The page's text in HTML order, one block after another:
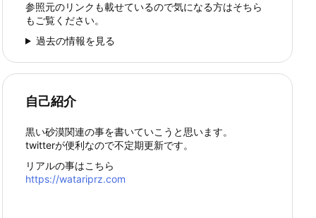
参照元のリンクも載せているので気になる方はそちら
もご覧ください。
過去の情報を見る
自己紹介
黒い砂漠関連の事を書いていこうと思います。
twitterが便利なので不定期更新です。
リアルの事はこちら
https://watariprz.com